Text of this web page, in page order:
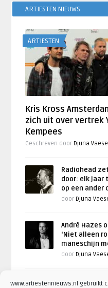
www.artiestennieuws.nl gebruikt
ARTIESTEN NIEUWS
ARTIESTEN
Kris Kross
zich uit over vertrek
Kempees
Geschreven door Djuna
Radiohead
door: elk jaar
op een ander
door Djuna
André Hazes
‘Niet alleen
maneschijn
door Djuna